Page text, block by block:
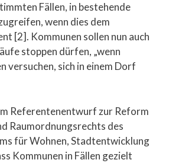
Fällen, in bestehende
wenn dies dem
[2]. Kommunen sollen nun auch
stoppen dürfen, „wenn
versuchen, sich in einem Dorf
Referentenentwurf zur Reform
Raumordnungsrechts des
für Wohnen, Stadtentwicklung
Kommunen in Fällen gezielt